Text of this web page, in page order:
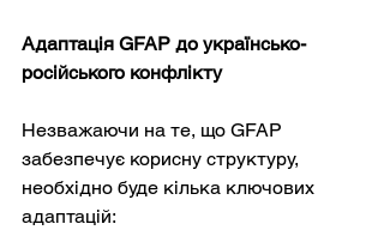
Адаптація GFAP до українсько-
російського конфлікту
Незважаючи на те, що GFAP
забезпечує корисну структуру,
необхідно буде кілька ключових
адаптацій: